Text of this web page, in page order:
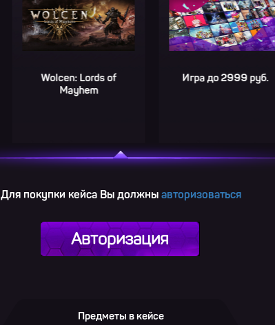
Wolcen: Lords of
Игра до 2999 руб.
Для покупки кейса Вы должны авторизоваться
Авторизация
Предметы в кейсе